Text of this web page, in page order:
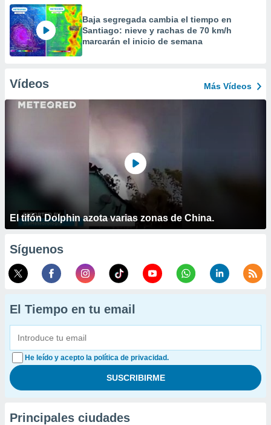
Baja segregada cambia el tiempo en
Santiago: nieve y rachas de 70 km/h
marcarán el inicio de semana
Vídeos Más Vídeos
El tifón Dolphin azota varias zonas de China.
Síguenos
El Tiempo en tu email
He leído y acepto la política de privacidad.
Principales ciudades